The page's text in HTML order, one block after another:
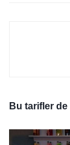
Bu tarifler de